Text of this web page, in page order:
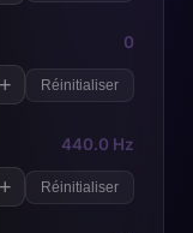
0
+ Réinitialiser
440.0 Hz
+ Réinitialiser